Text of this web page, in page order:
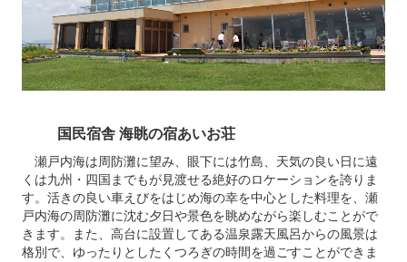
国民宿舎 海眺の宿あいお荘
瀬戸内海は周防灘に望み、眼下には竹島、天気の良い日に遠
くは九州・四国までもが見渡せる絶好のロケーションを誇りま
す。活きの良い車えびをはじめ海の幸を中心とした料理を、瀬
戸内海の周防灘に沈む夕日や景色を眺めながら楽しむことがで
きます。また、高台に設置してある温泉露天風呂からの風景は
格別で、ゆったりとしたくつろぎの時間を過ごすことができま